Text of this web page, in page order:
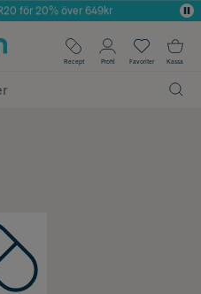
inom Skönhet
för 20% över 649kr
alla köp*
Recept Profil Favoriter Kassa